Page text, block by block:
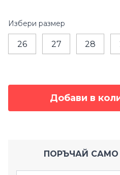
Избери размер
26 27 28
Добави в
ПОРЪЧАЙ САМО